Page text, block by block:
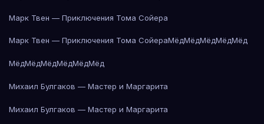
Марк Твен — Приключения Тома Сойера
Марк Твен — Приключения Тома СойераМёдМёдМёдМёдМёд
МёдМёдМёдМёдМёдМёд
Михаил Булгаков — Мастер и Маргарита
Михаил Булгаков — Мастер и Маргарита